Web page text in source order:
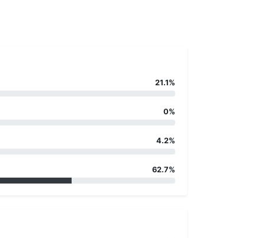
21.1%
0%
4.2%
62.7%